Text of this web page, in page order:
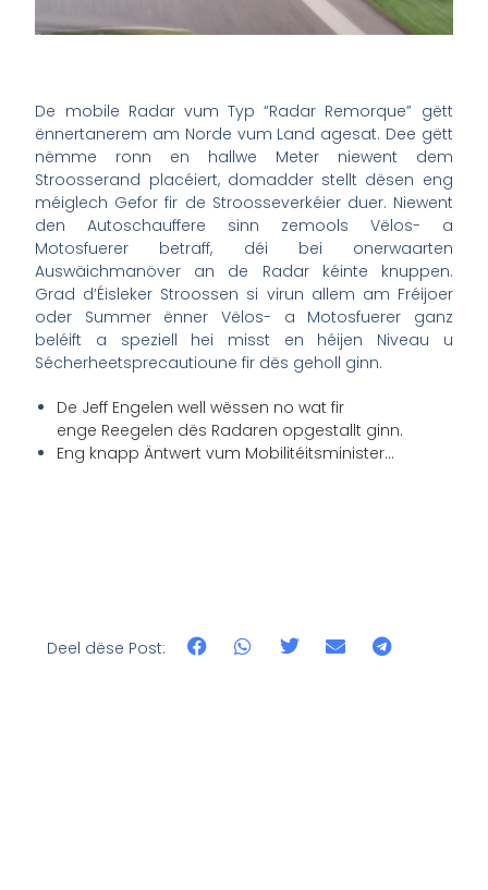
De mobile Radar vum Typ “Radar Remorque” gëtt
ënnertanerem am Norde vum Land agesat. Dee gëtt
nëmme ronn en hallwe Meter niewent dem
Stroosserand placéiert, domadder stellt dësen eng
méiglech Gefor fir de Stroosseverkéier duer. Niewent
den Autoschauffere sinn zemools Vëlos- a
Motosfuerer betraff, déi bei onerwaarten
Auswäichmanöver an de Radar kéinte knuppen.
Grad d’Éisleker Stroossen si virun allem am Fréijoer
oder Summer ënner Vëlos- a Motosfuerer ganz
beléift a speziell hei misst en héijen Niveau u
Sécherheetsprecautioune fir dës geholl ginn.
De Jeff Engelen well wëssen no wat fir
enge Reegelen dës Radaren opgestallt ginn.
Eng knapp Äntwert vum Mobilitéitsminister…
Deel dëse Post: